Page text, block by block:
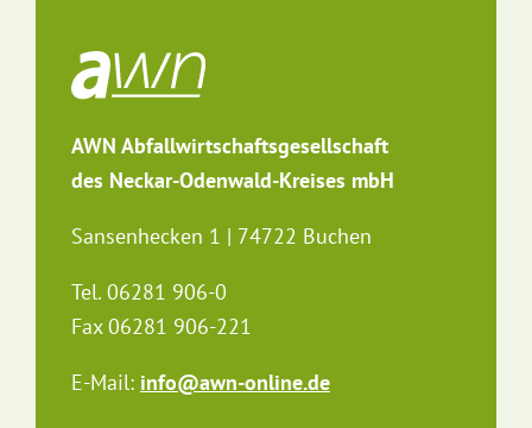
AWN Abfallwirtschaftsgesellschaft
des Neckar-Odenwald-Kreises mbH
Sansenhecken 1 | 74722 Buchen
Tel. 06281 906-0
Fax 06281 906-221
E-Mail: info@awn-online.de